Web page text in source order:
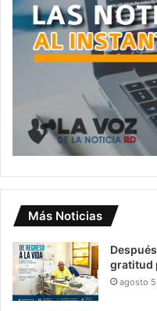
Más Noticias
gratitud
agosto